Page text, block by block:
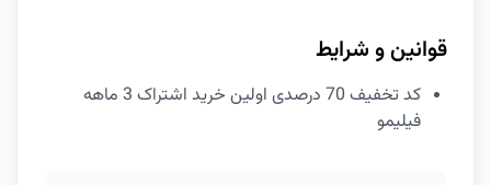
قوانین و شرایط
کد تخفیف 70 درصدی اولین خرید اشتراک 3 ماهه
فیلیمو